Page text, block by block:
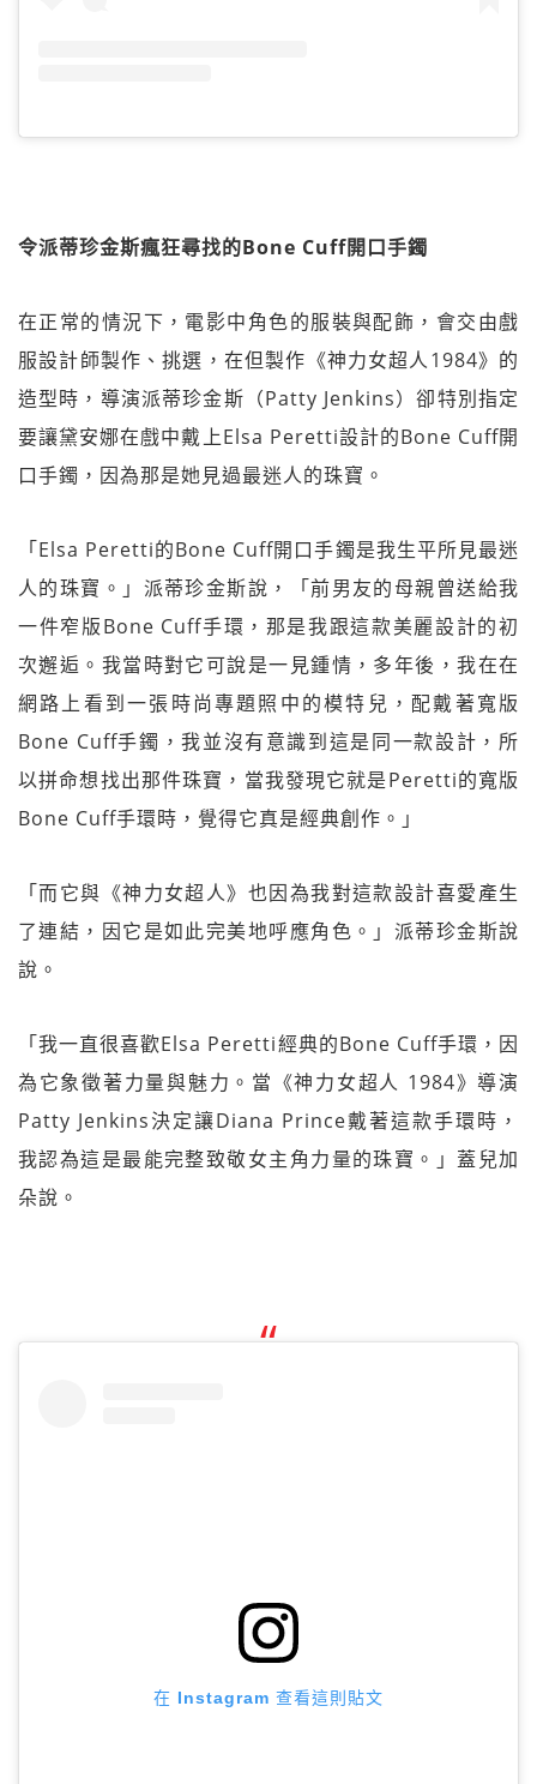
令派蒂珍金斯瘋狂尋找的Bone Cuff開口手鐲
在正常的情況下，電影中角色的服裝與配飾，會交由戲
服設計師製作、挑選，在但製作《神力女超人1984》的
造型時，導演派蒂珍金斯（Patty Jenkins）卻特別指定
要讓黛安娜在戲中戴上Elsa Peretti設計的Bone Cuff開
口手鐲，因為那是她見過最迷人的珠寶。
「Elsa Peretti的Bone Cuff開口手鐲是我生平所見最迷
人的珠寶。」派蒂珍金斯說，「前男友的母親曾送給我
一件窄版Bone Cuff手環，那是我跟這款美麗設計的初
次邂逅。我當時對它可說是一見鍾情，多年後，我在在
網路上看到一張時尚專題照中的模特兒，配戴著寬版
Bone Cuff手鐲，我並沒有意識到這是同一款設計，所
以拼命想找出那件珠寶，當我發現它就是Peretti的寬版
Bone Cuff手環時，覺得它真是經典創作。」
「而它與《神力女超人》也因為我對這款設計喜愛產生
了連結，因它是如此完美地呼應角色。」派蒂珍金斯說
說。
「我一直很喜歡Elsa Peretti經典的Bone Cuff手環，因
為它象徵著力量與魅力。當《神力女超人 1984》導演
Patty Jenkins決定讓Diana Prince戴著這款手環時，
我認為這是最能完整致敬女主角力量的珠寶。」蓋兒加
朵說。
在 Instagram 查看這則貼文